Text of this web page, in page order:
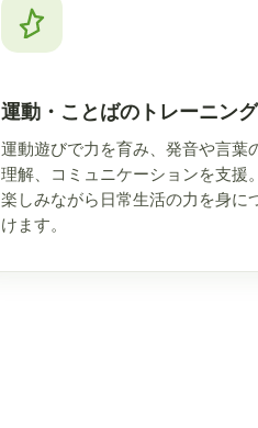
運動・ことばのトレーニング
運動遊びで力を育み、発音や言葉
理解、コミュニケーションを支援。
楽しみながら日常生活の力を身に
けます。